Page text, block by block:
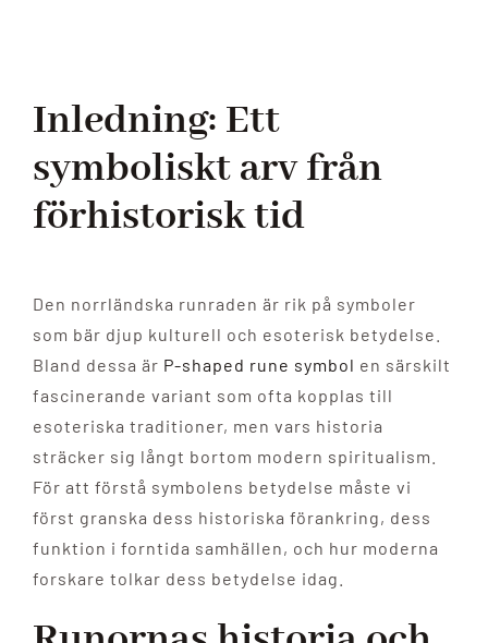
Inledning: Ett
symboliskt arv från
förhistorisk tid
Den norrländska runraden är rik på symboler
som bär djup kulturell och esoterisk betydelse.
Bland dessa är P-shaped rune symbol en särskilt
fascinerande variant som ofta kopplas till
esoteriska traditioner, men vars historia
sträcker sig långt bortom modern spiritualism.
För att förstå symbolens betydelse måste vi
först granska dess historiska förankring, dess
funktion i forntida samhällen, och hur moderna
forskare tolkar dess betydelse idag.